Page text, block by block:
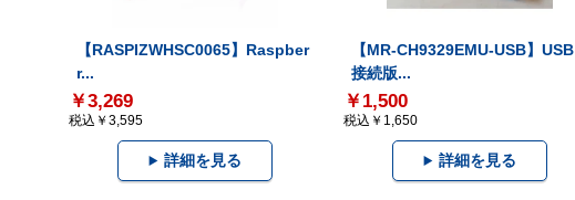
【RASPIZWHSC0065】Raspber
r...
￥3,269
税込￥3,595
詳細を見る
【MR-CH9329EMU-USB】USB
接続版...
￥1,500
税込￥1,650
詳細を見る